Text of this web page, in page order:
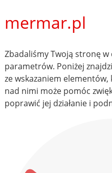
mermar.pl
Zbadaliśmy Twoją stronę
parametrów. Poniżej
ze wskazaniem
nad nimi może pomóc
poprawić jej działanie i